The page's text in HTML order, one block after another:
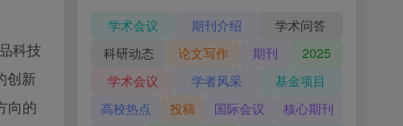
科技
创新
向的
学术会议 期刊介绍
学术问答
科研动态
论文写作 期刊
2025
学术会议
学者风采
基金项目
高校热点
投稿 国际会议
核心期刊